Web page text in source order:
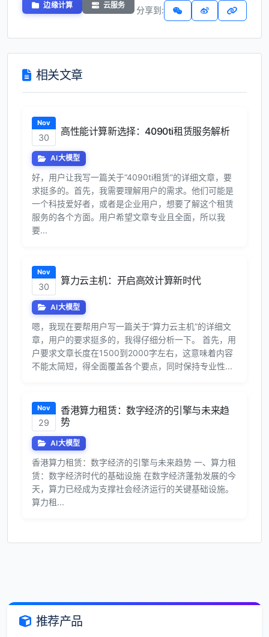
边缘计算 云服务 分享到:
相关文章
Nov
30
高性能计算新选择：4090ti租赁服务解析
AI大模型
好，用户让我写一篇关于“4090ti租赁”的详细文章，要
求挺多的。首先，我需要理解用户的需求。他们可能是
一个科技爱好者，或者是企业用户，想要了解这个租赁
服务的各个方面。用户希望文章专业且全面，所以我
要...
Nov
30
算力云主机：开启高效计算新时代
AI大模型
嗯，我现在要帮用户写一篇关于“算力云主机”的详细文
章，用户的要求挺多的，我得仔细分析一下。 首先，用
户要求文章长度在1500到2000字左右，这意味着内容
不能太简短，得全面覆盖各个要点，同时保持专业性...
Nov
29
香港算力租赁：数字经济的引擎与未来趋
势
AI大模型
香港算力租赁：数字经济的引擎与未来趋势 一、算力租
赁：数字经济时代的基础设施 在数字经济蓬勃发展的今
天，算力已经成为支撑社会经济运行的关键基础设施。
算力租...
推荐产品